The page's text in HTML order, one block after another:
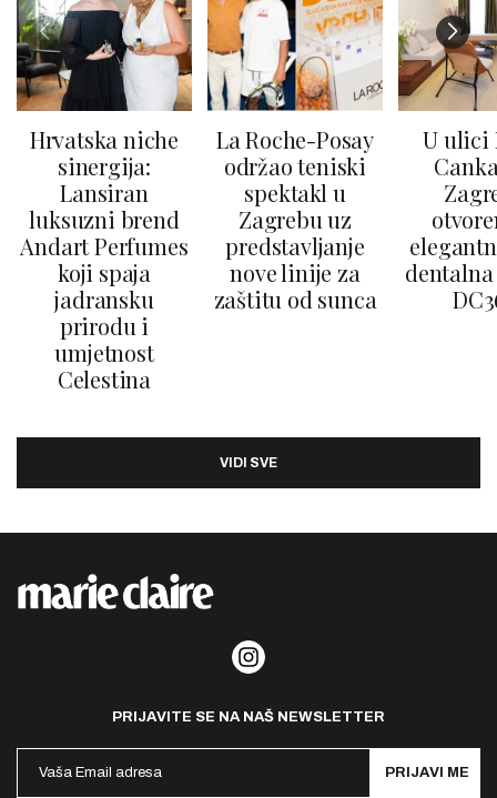
Hrvatska niche
sinergija:
Lansiran
luksuzni brend
Andart Perfumes
koji spaja
jadransku
prirodu i
umjetnost
Celestina
La Roche-Posay
održao teniski
spektakl u
Zagrebu uz
predstavljanje
nove linije za
zaštitu od sunca
U ulici
VIDI SVE
PRIJAVITE SE NA NAŠ NEWSLETTER
PRIJAVI ME